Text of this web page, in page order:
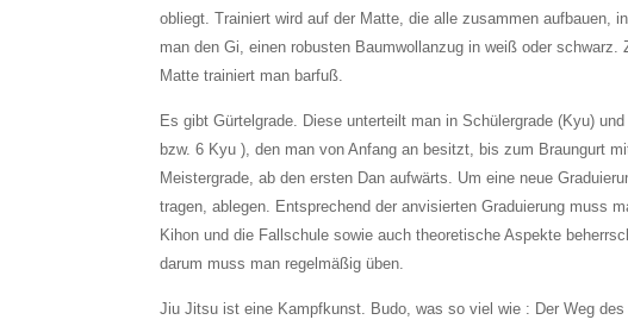
obliegt. Trainiert wird auf der Matte, die alle zusammen aufbauen,
man den Gi, einen robusten Baumwollanzug in weiß oder
Matte trainiert man barfuß.
Es gibt Gürtelgrade. Diese unterteilt man in Schülergrade (Kyu)
bzw. 6 Kyu ), den man von Anfang an besitzt, bis zum Braungurt
Meistergrade, ab den ersten Dan aufwärts. Um eine neue
tragen, ablegen. Entsprechend der anvisierten Graduierung muss
Kihon und die Fallschule sowie auch theoretische Aspekte
darum muss man regelmäßig üben.
Jiu Jitsu ist eine Kampfkunst. Budo, was so viel wie : Der Weg